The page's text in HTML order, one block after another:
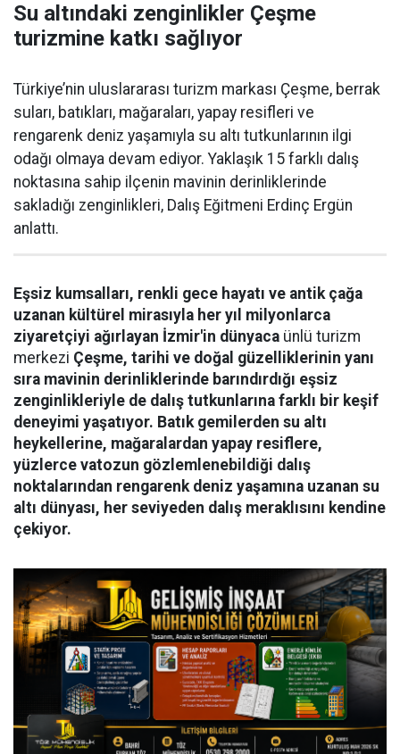
Su altındaki zenginlikler Çeşme
turizmine katkı sağlıyor
Türkiye’nin uluslararası turizm markası Çeşme, berrak
suları, batıkları, mağaraları, yapay resifleri ve
rengarenk deniz yaşamıyla su altı tutkunlarının ilgi
odağı olmaya devam ediyor. Yaklaşık 15 farklı dalış
noktasına sahip ilçenin mavinin derinliklerinde
sakladığı zenginlikleri, Dalış Eğitmeni Erdinç Ergün
anlattı.
Eşsiz kumsalları, renkli gece hayatı ve antik çağa
uzanan kültürel mirasıyla her yıl milyonlarca
ziyaretçiyi ağırlayan İzmir'in dünyaca ünlü turizm
merkezi Çeşme, tarihi ve doğal güzelliklerinin yanı
sıra mavinin derinliklerinde barındırdığı eşsiz
zenginlikleriyle de dalış tutkunlarına farklı bir keşif
deneyimi yaşatıyor. Batık gemilerden su altı
heykellerine, mağaralardan yapay resiflere,
yüzlerce vatozun gözlemlenebildiği dalış
noktalarından rengarenk deniz yaşamına uzanan su
altı dünyası, her seviyeden dalış meraklısını kendine
çekiyor.